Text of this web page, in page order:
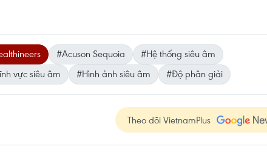
#Acuson Sequoia
#Hệ thống siêu âm
vực siêu âm #Hình ảnh siêu âm #Độ phân giải
Theo dõi VietnamPlus